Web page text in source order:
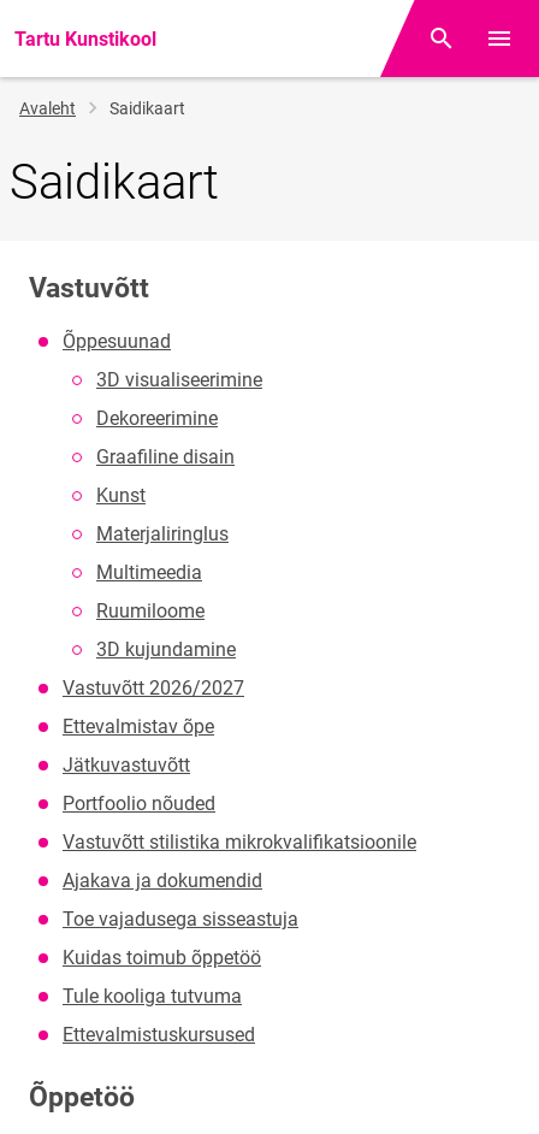
Tartu Kunstikool Otsing
Jälglink
Avaleht Saidikaart
Saidikaart
Vastuvõtt
Õppesuunad
3D visualiseerimine
Dekoreerimine
Graafiline disain
Kunst
Materjaliringlus
Multimeedia
Ruumiloome
3D kujundamine
Vastuvõtt 2026/2027
Ettevalmistav õpe
Jätkuvastuvõtt
Portfoolio nõuded
Vastuvõtt stilistika mikrokvalifikatsioonile
Ajakava ja dokumendid
Toe vajadusega sisseastuja
Kuidas toimub õppetöö
Tule kooliga tutvuma
Ettevalmistuskursused
Õppetöö